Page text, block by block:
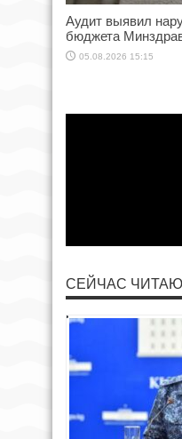
Аудит выявил
бюджета
05.08.2026 15:15
СЕЙЧАС